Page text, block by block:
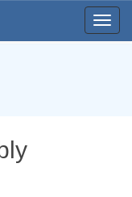
Toggle